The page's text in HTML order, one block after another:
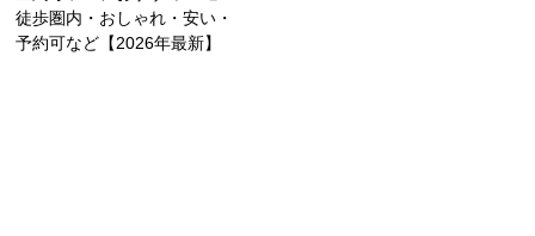
徒歩圏内・おしゃれ・安い・
予約可など【2026年最新】